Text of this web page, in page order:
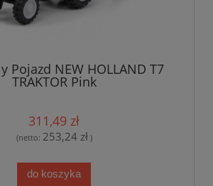
Pojazd NEW HOLLAND T7
TRAKTOR Pink
311,49 zł
(netto: 253,24 zł)
do koszyka